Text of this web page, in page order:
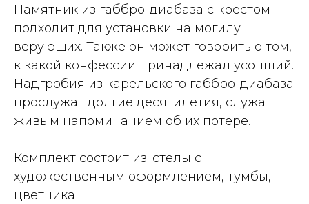
Памятник из габбро-диабаза с крестом
подходит для установки на могилу
верующих. Также он может говорить о том,
к какой конфессии принадлежал усопший.
Надгробия из карельского габбро-диабаза
прослужат долгие десятилетия, служа
живым напоминанием об их потере.
Комплект состоит из: стелы с
художественным оформлением, тумбы,
цветника